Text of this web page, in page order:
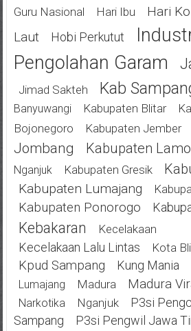
Guru Nasional Hari Ibu
Hari
Laut
Hobi Perkutut
Pengolahan Garam
Jimad Sakteh Kab
Banyuwangi
Kabupaten Blitar
Bojonegoro
Kabupaten Jember
Jombang
Kabupaten
Nganjuk
Kabupaten Gresik
Kabupaten Lumajang
Kabupaten Ponorogo
Kebakaran Kecelakaan
Kecelakaan Lalu Lintas Kota
Kpud Sampang Kung Mania
Lumajang
Madura Madura
Narkotika Nganjuk P3si
Sampang
P3si Pengwil Jawa